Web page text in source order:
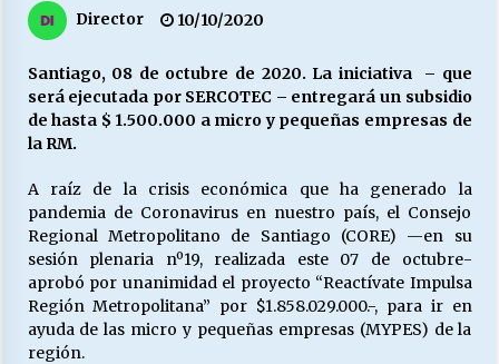
LABORAL:
Escuela hospitalaria El Carmen de Maipu.
25/06/2026
¿Qué habrían dicho?
23/06/2026
VOLVER A SER ALTERNATIVA
16/06/2026
Director 10/10/2020
Santiago, 08 de octubre de 2020. La iniciativa – que
será ejecutada por SERCOTEC – entregará un subsidio
de hasta $ 1.500.000 a micro y pequeñas empresas de
la RM.
A raíz de la crisis económica que ha generado la
pandemia de Coronavirus en nuestro país, el Consejo
Regional Metropolitano de Santiago (CORE) —en su
sesión plenaria nº19, realizada este 07 de octubre-
aprobó por unanimidad el proyecto “Reactívate Impulsa
Región Metropolitana” por $1.858.029.000.-, para ir en
ayuda de las micro y pequeñas empresas (MYPES) de la
región.